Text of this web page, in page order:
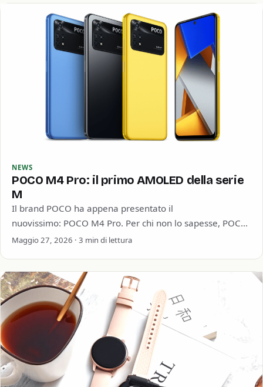
NEWS
POCO M4 Pro: il primo AMOLED della serie
M
Il brand POCO ha appena presentato il
nuovissimo: POCO M4 Pro. Per chi non lo sapesse, POCO
è un marchio nato con la nota…
Maggio 27, 2026 · 3 min di lettura